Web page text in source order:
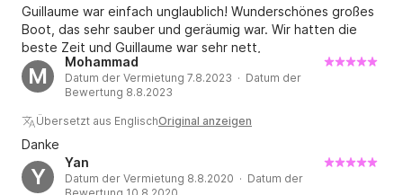
Guillaume war einfach unglaublich! Wunderschönes großes
Boot, das sehr sauber und geräumig war. Wir hatten die
beste Zeit und Guillaume war sehr nett,
verantwortungsbewusst und zuvorkommend. Er ist der
Beste!
M
Mohammad
Datum der Vermietung 7.8.2023 · Datum der
Bewertung 8.8.2023
Übersetzt aus EnglischOriginal anzeigen
Danke
Y
Yan
Datum der Vermietung 8.8.2020 · Datum der